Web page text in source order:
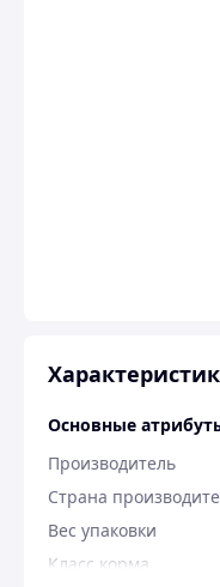
Основные
Производитель
Страна
Вес упаковки
Класс корма